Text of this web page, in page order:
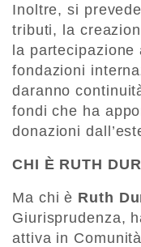
Inoltre, si
tributi, la
la partecipazione
fondazioni
daranno
fondi che ha
donazioni
CHI È RUTH
Ma chi è Ruth
Giurisprudenza,
attiva in